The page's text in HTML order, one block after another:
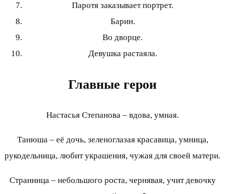
Паротя заказывает портрет.
Барин.
Во дворце.
Девушка растаяла.
Главные герои
Настасья Степанова – вдова, умная.
Танюша – её дочь, зеленоглазая красавица, умница,
рукодельница, любит украшения, чужая для своей матери.
Странница – небольшого роста, чернявая, учит девочку